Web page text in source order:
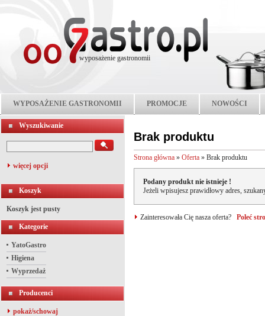
wyposażenie gastronomii
WYPOSAŻENIE GASTRONOMII PROMOCJE NOWOŚCI
Wyszukiwanie
więcej opcji
Koszyk
Koszyk jest pusty
Kategorie
YatoGastro
Higiena
Wyprzedaż
Producenci
pokaż/schowaj
Brak produktu
Strona główna » Oferta » Brak produktu
Podany produkt nie istnieje !
Jeżeli wpisujesz prawidłowy adres,
Zainteresowała Cię nasza oferta? Poleć